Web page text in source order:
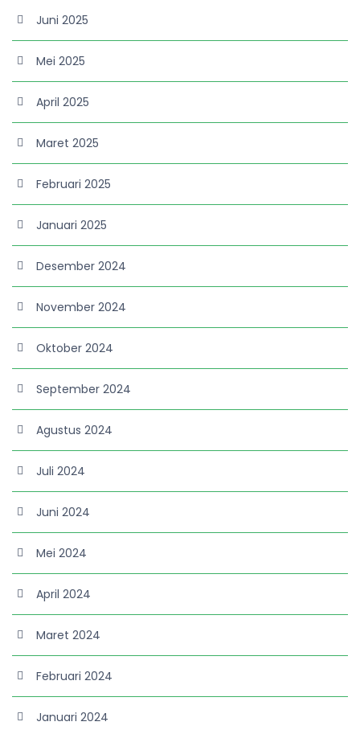
Juni 2025
Mei 2025
April 2025
Maret 2025
Februari 2025
Januari 2025
Desember 2024
November 2024
Oktober 2024
September 2024
Agustus 2024
Juli 2024
Juni 2024
Mei 2024
April 2024
Maret 2024
Februari 2024
Januari 2024